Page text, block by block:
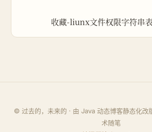
收藏-liunx文件权限字符串
© 过去的，未来的 · 由 Java 动态博客静态化改
术随笔